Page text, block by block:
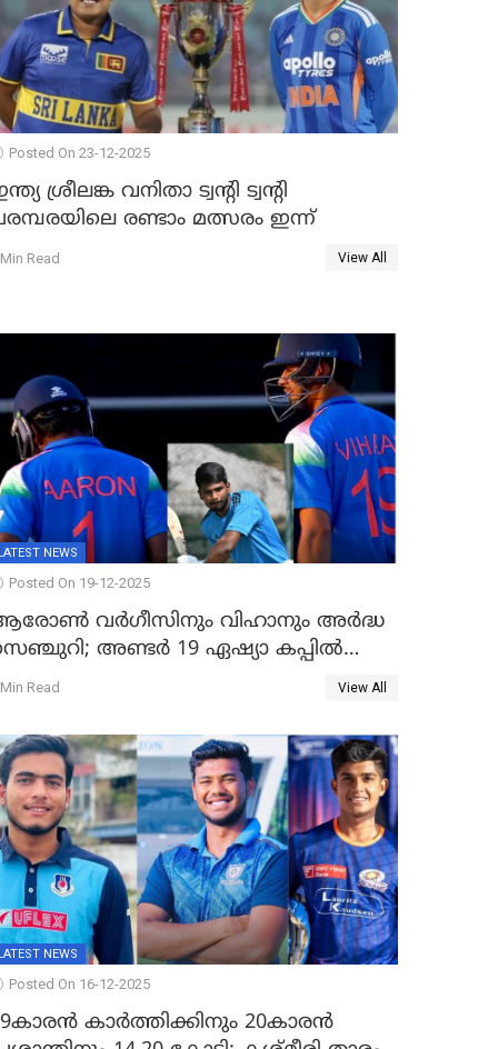
Posted On 23-12-2025
ശ്രീലങ്ക വനിതാ ട്വന്റി ട്വന്റി
രണ്ടാം മത്സരം ഇന്ന്
Read View All
NEWS
Posted On 19-12-2025
വർഗീസിനും വിഹാനും അർദ്ധ
അണ്ടര്‍ 19 ഏഷ്യാ കപ്പിൽ
ഫൈനലിൽ
Read View All
NEWS
Posted On 16-12-2025
കാർത്തിക്കിനും 20കാരൻ